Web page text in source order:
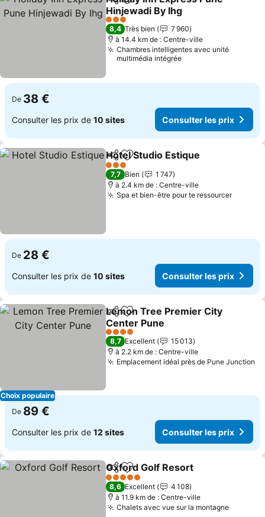
PartagerAjouter à mes favoris
Hinjewadi By Ihg
Consulter les prix
3 Étoiles
8,4 Très bien
7 960
à 14.4 km de : Centre-ville
Chambres intelligentes avec unité
multimédia intégrée
De 38 €
Consulter les prix de 10 sites Consulter les prix
PartagerAjouter à mes favoris
Hotel Studio Estique
3 Étoiles
7,7 Bien
1 747
à 2.4 km de : Centre-ville
Spa et bien-être pour te ressourcer
De 28 €
Consulter les prix de 10 sites Consulter les prix
Choix populaire
PartagerAjouter à mes favoris
Lemon Tree Premier City
Center Pune
Consulter les prix
4 Étoiles
8,7 Excellent
15 013
à 2.2 km de : Centre-ville
Emplacement idéal près de Pune Junction
De 89 €
Consulter les prix de 12 sites Consulter les prix
PartagerAjouter à mes favoris
Oxford Golf Resort
5 Étoiles
8,6 Excellent
4 108
à 11.9 km de : Centre-ville
Chalets avec vue sur la montagne